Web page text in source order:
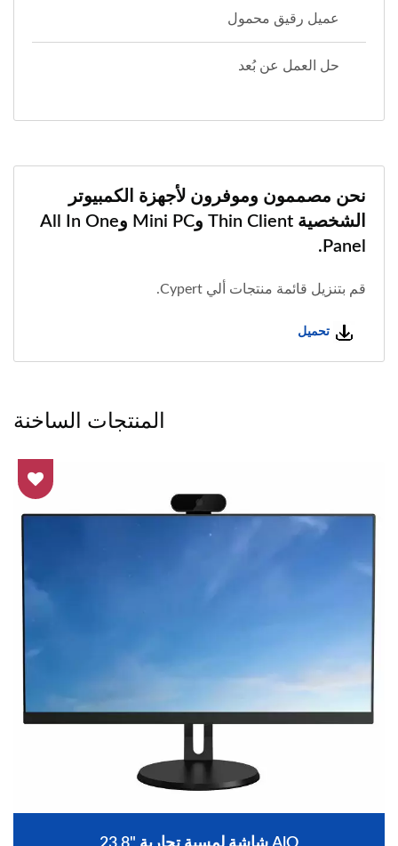
عميل رقيق محمول
حل العمل عن بُعد
نحن مصممون وموفرون لأجهزة الكمبيوتر
الشخصية Thin Client وMini PC وAll In One
Panel.
قم بتنزيل قائمة منتجات ألي Cypert.
تحميل
المنتجات الساخنة